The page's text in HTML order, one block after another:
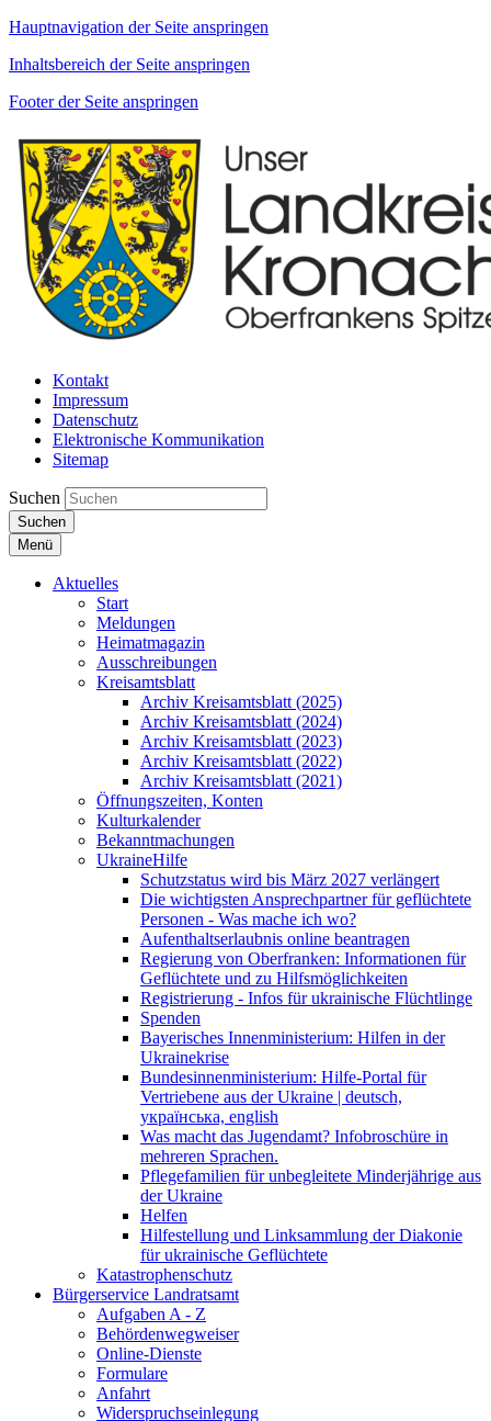
Hauptnavigation der Seite anspringen
Inhaltsbereich der Seite anspringen
Footer der Seite anspringen
Kontakt
Impressum
Datenschutz
Elektronische Kommunikation
Sitemap
Suchen
Suchen
Menü
Aktuelles
Start
Meldungen
Heimatmagazin
Ausschreibungen
Kreisamtsblatt
Archiv Kreisamtsblatt (2025)
Archiv Kreisamtsblatt (2024)
Archiv Kreisamtsblatt (2023)
Archiv Kreisamtsblatt (2022)
Archiv Kreisamtsblatt (2021)
Öffnungszeiten, Konten
Kulturkalender
Bekanntmachungen
UkraineHilfe
Schutzstatus wird bis März 2027 verlängert
Die wichtigsten Ansprechpartner für geflüchtete
Personen - Was mache ich wo?
Aufenthaltserlaubnis online beantragen
Regierung von Oberfranken: Informationen für
Geflüchtete und zu Hilfsmöglichkeiten
Registrierung - Infos für ukrainische Flüchtlinge
Spenden
Bayerisches Innenministerium: Hilfen in der
Ukrainekrise
Bundesinnenministerium: Hilfe-Portal für
Vertriebene aus der Ukraine | deutsch,
українська, english
Was macht das Jugendamt? Infobroschüre in
mehreren Sprachen.
Pflegefamilien für unbegleitete Minderjährige aus
der Ukraine
Helfen
Hilfestellung und Linksammlung der Diakonie
für ukrainische Geflüchtete
Katastrophenschutz
Bürgerservice Landratsamt
Aufgaben A - Z
Behördenwegweiser
Online-Dienste
Formulare
Anfahrt
Widerspruchseinlegung